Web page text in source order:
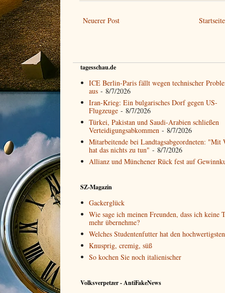
Neuerer Post Startseite
tagesschau.de
ICE Berlin-Paris fällt wegen technischer
aus - 8/7/2026
Iran-Krieg: Ein bulgarisches Dorf gegen US-
Flugzeuge - 8/7/2026
Türkei, Pakistan und Saudi-Arabien schließen
Verteidigungsabkommen - 8/7/2026
Mitarbeitende bei Landtagsabgeordneten: "Mit
hat das nichts zu tun" - 8/7/2026
Allianz und Münchener Rück fest auf
SZ-Magazin
Gackerglück
Wie sage ich meinen Freunden, dass ich keine
mehr übernehme?
Welches Studentenfutter hat den
Knusprig, cremig, süß
So kochen Sie noch italienischer
Volksverpetzer - AntiFakeNews